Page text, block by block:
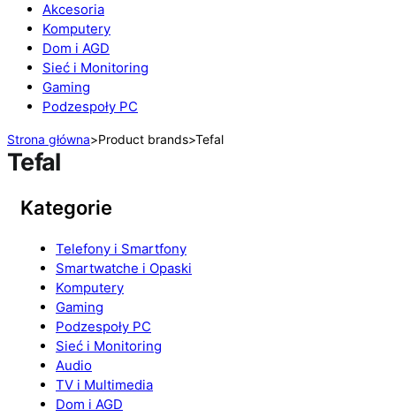
Akcesoria
Komputery
Dom i AGD
Sieć i Monitoring
Gaming
Podzespoły PC
Strona główna>Product brands>Tefal
Tefal
Kategorie
Telefony i Smartfony
Smartwatche i Opaski
Komputery
Gaming
Podzespoły PC
Sieć i Monitoring
Audio
TV i Multimedia
Dom i AGD